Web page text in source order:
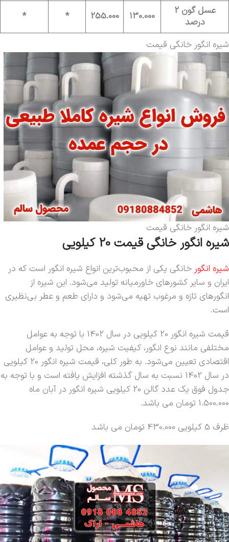
عسل گون 2
درصد
130.000
255.000
*
*
شیره انگور خانگی قیمت
شیره انگور خانگی قیمت
شیره انگور خانگی قیمت 20 کیلویی
شیره انگور خانگی یکی از محبوب‌ترین انواع شیره انگور است که در
ایران و سایر کشورهای خاورمیانه تولید می‌شود. این شیره از
انگورهای تازه و مرغوب تهیه می‌شود و دارای طعم و عطر بی‌نظیری
است.
قیمت شیره انگور 20 کیلویی در سال 1402 با توجه به عوامل
مختلفی مانند نوع انگور، کیفیت شیره، محل تولید و عوامل
اقتصادی تعیین می‌شود. به طور کلی، قیمت شیره انگور 20 کیلویی
در سال 1402 نسبت به سال گذشته افزایش یافته است و با توجه به
جدول فوق یک عدد گالن 20 کیلویی شیره انگور در آبان ماه
1.500.000 تومان می باشد.
ظرف 5 کیلویی 430.000 تومان می باشد